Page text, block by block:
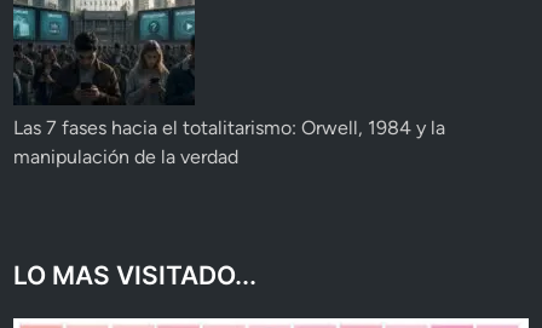
Las 7 fases hacia el totalitarismo: Orwell, 1984 y la
manipulación de la verdad
LO MAS VISITADO...